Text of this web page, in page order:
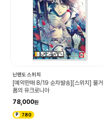
닌텐도 스위치
[예약판매 8/19 순차발송][스위치] 물거
품의 유크로니아
78,000
780